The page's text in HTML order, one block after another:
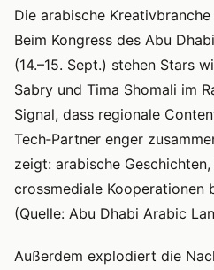
Die arabische
Beim Kongress des Abu
(14.–15. Sept.) stehen Stars
Sabry und Tima Shomali im
Signal, dass regionale
Tech‑Partner enger
zeigt: arabische
crossmediale Kooperationen
(Quelle: Abu Dhabi Arabic
Außerdem explodiert die